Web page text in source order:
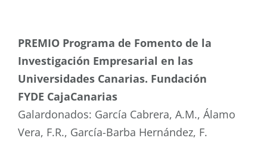
PREMIO Programa de Fomento de la
Investigación Empresarial en las
Universidades Canarias. Fundación
FYDE CajaCanarias
Galardonados: García Cabrera, A.M., Álamo
Vera, F.R., García-Barba Hernández, F.